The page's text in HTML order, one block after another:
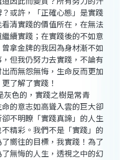
或許，「正確心態」是實踐
清實踐的價值所在，在無法
續實踐；在實踐後的不如意
拿金牌的我因為身材漸不如
但我仍努力去實踐，不論有
而無怨無悔，生命反而更加
了解了實踐！
色的，實踐之樹是常青
的意志如高聳入雲的巨大卻
不明瞭「實踐真諦」的人生
精彩。我們不是「實踐」的
嚮往的目標，我實踐！為了
無悔的人生，透視之中的幻